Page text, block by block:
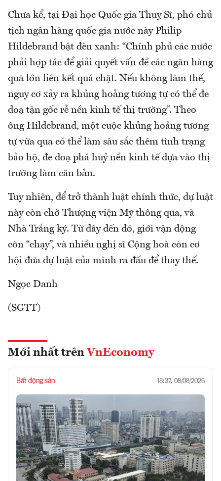
Chưa kể, tại Đại học Quốc gia Thuỵ Sĩ, phó chủ
tịch ngân hàng quốc gia nước này Philip
Hildebrand bật đèn xanh: “Chính phủ các nước
phải hợp tác để giải quyết vấn đề các ngân hàng
quá lớn liên kết quá chặt. Nếu không làm thế,
nguy cơ xảy ra khủng hoảng tương tự có thể đe
doạ tận gốc rễ nền kinh tế thị trường”. Theo
ông Hildebrand, một cuộc khủng hoảng tương
tự vừa qua có thể làm sâu sắc thêm tình trạng
bảo hộ, đe doạ phá huỷ nền kinh tế dựa vào thị
trường làm căn bản.
Tuy nhiên, để trở thành luật chính thức, dự luật
này còn chờ Thượng viện Mỹ thông qua, và
Nhà Trắng ký. Từ đây đến đó, giới vận động
còn “chạy”, và nhiều nghị sĩ Cộng hoà còn cơ
hội đưa dự luật của mình ra đấu để thay thế.
Ngọc Danh
(SGTT)
Mới nhất trên VnEconomy
Bất động sản 18:37, 08/08/2026